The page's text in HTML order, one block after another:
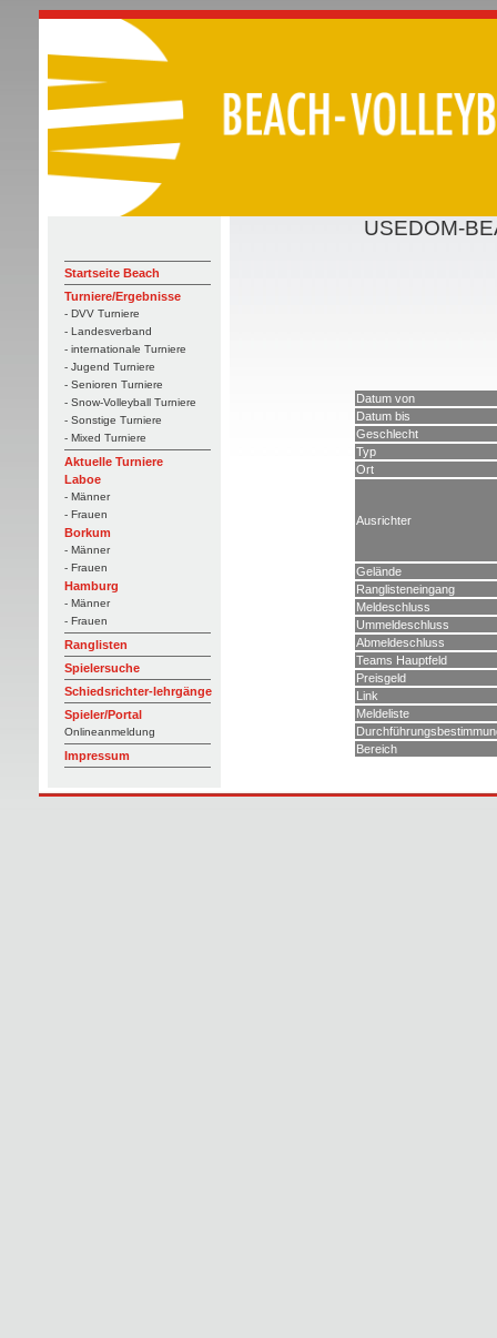
Startseite Beach
Turniere/Ergebnisse
- DVV Turniere
- Landesverband
- internationale Turniere
- Jugend Turniere
- Senioren Turniere
- Snow-Volleyball Turniere
- Sonstige Turniere
- Mixed Turniere
Aktuelle Turniere
Laboe
- Männer
- Frauen
Borkum
- Männer
- Frauen
Hamburg
- Männer
- Frauen
Ranglisten
Spielersuche
Schiedsrichter-lehrgänge
Spieler/Portal
Onlineanmeldung
Impressum
USEDOM-
Datum von
Datum bis
Geschlecht
Typ
Ort
Ausrichter
Gelände
Ranglisteneingang
Meldeschluss
Ummeldeschluss
Abmeldeschluss
Teams Hauptfeld
Preisgeld
Link
Meldeliste
Bereich